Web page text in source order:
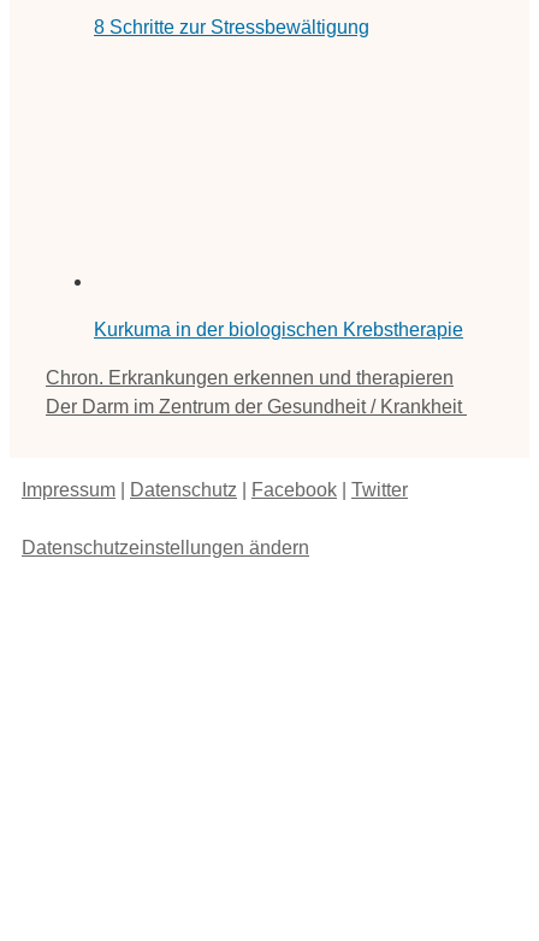
8 Schritte zur Stressbewältigung
Kurkuma in der biologischen Krebstherapie
Chron. Erkrankungen erkennen und therapieren
Der Darm im Zentrum der Gesundheit / Krankheit
Impressum Datenschutz Facebook Twitter
Datenschutzeinstellungen ändern